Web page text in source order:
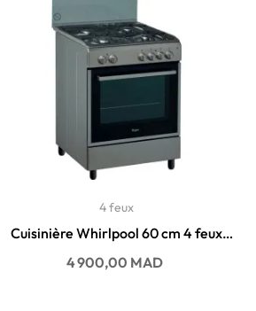
4 feux
Cuisinière Whirlpool 60 cm 4 feux
ACMT 6310 / IX2
Prix
4 900,00 MAD